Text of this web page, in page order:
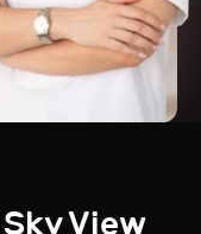
Sky View